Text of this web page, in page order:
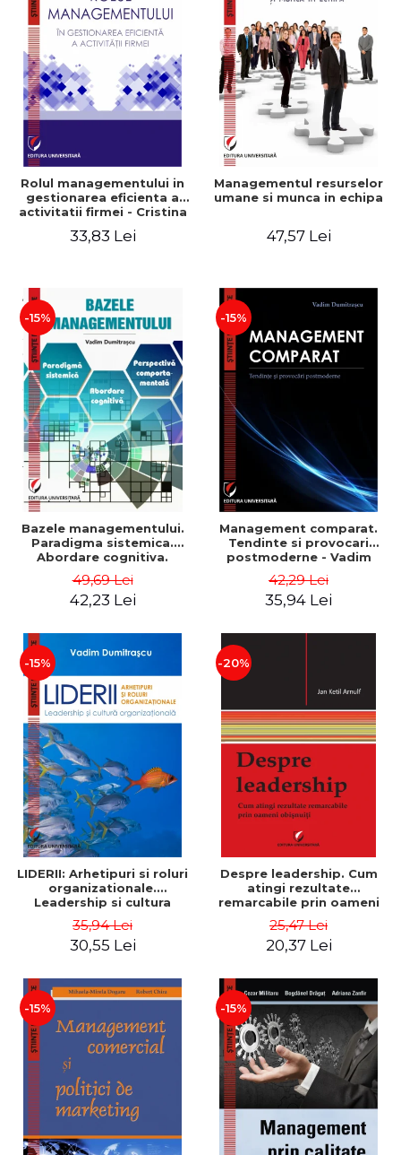
Rolul managementului in
gestionarea eficienta a
activitatii firmei - Cristina
Gabriel Nastase, Mihaela-
33,83 Lei
Managementul resurselor
umane si munca in echipa
47,57 Lei
-15%
Bazele managementului.
Paradigma sistemica.
Abordare cognitiva.
comportamentala - Vadim
Dumitrascu
49,69 Lei
42,23 Lei
-15%
Management comparat.
Tendinte si provocari
postmoderne - Vadim
42,29 Lei
35,94 Lei
-15%
LIDERII: Arhetipuri si roluri
organizationale.
Leadership si cultura
Dumitrascu
35,94 Lei
30,55 Lei
-20%
Despre leadership. Cum
atingi rezultate
remarcabile prin oameni
25,47 Lei
20,37 Lei
-15% -15%